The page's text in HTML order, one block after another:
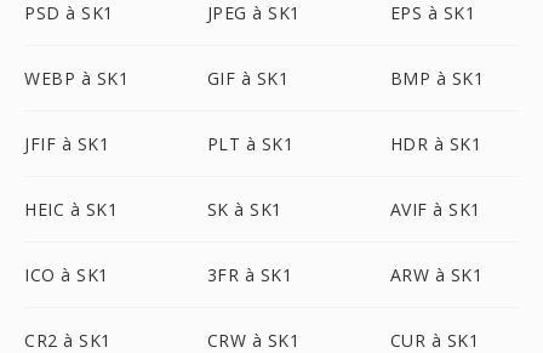
PSD à SK1 JPEG à SK1 EPS à SK1
WEBP à SK1 GIF à SK1 BMP à SK1
JFIF à SK1 PLT à SK1 HDR à SK1
HEIC à SK1 SK à SK1 AVIF à SK1
ICO à SK1 3FR à SK1 ARW à SK1
CR2 à SK1 CRW à SK1 CUR à SK1